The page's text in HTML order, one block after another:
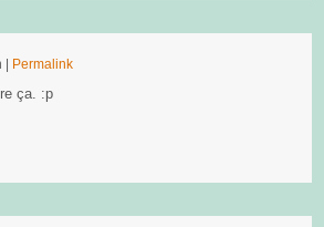
| Permalink
ça. :p